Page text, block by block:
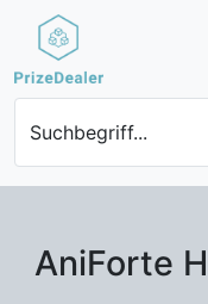
Suchbegriff...
AniForte